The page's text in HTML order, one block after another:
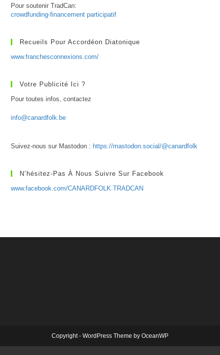
Pour soutenir TradCan:
crowdfunding-financement participatif
Recueils Pour Accordéon Diatonique
www.franchesconnexions.com/
Votre Publicité Ici ?
Pour toutes infos, contactez
info@canardfolk.be
Suivez-nous sur Mastodon : https://mastodon.social/@canardfolk
N’hésitez-Pas À Nous Suivre Sur Facebook
www.facebook.com/CANARDFOLK.TRADCAN
Copyright - WordPress Theme by OceanWP